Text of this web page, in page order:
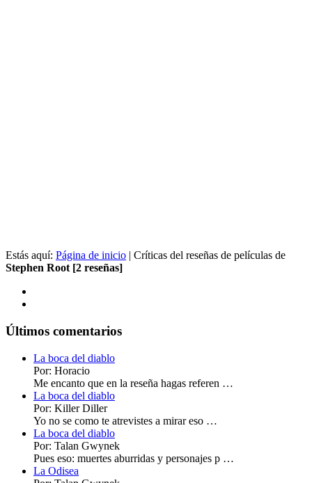
Estás aquí: Página de inicio | Críticas del reseñas de películas de
Stephen Root [2 reseñas]
Últimos comentarios
La boca del diablo
Por: Horacio
Me encanto que en la reseña hagas referen …
La boca del diablo
Por: Killer Diller
Yo no se como te atrevistes a mirar eso …
La boca del diablo
Por: Talan Gwynek
Pues eso: muertes aburridas y personajes p …
La Odisea